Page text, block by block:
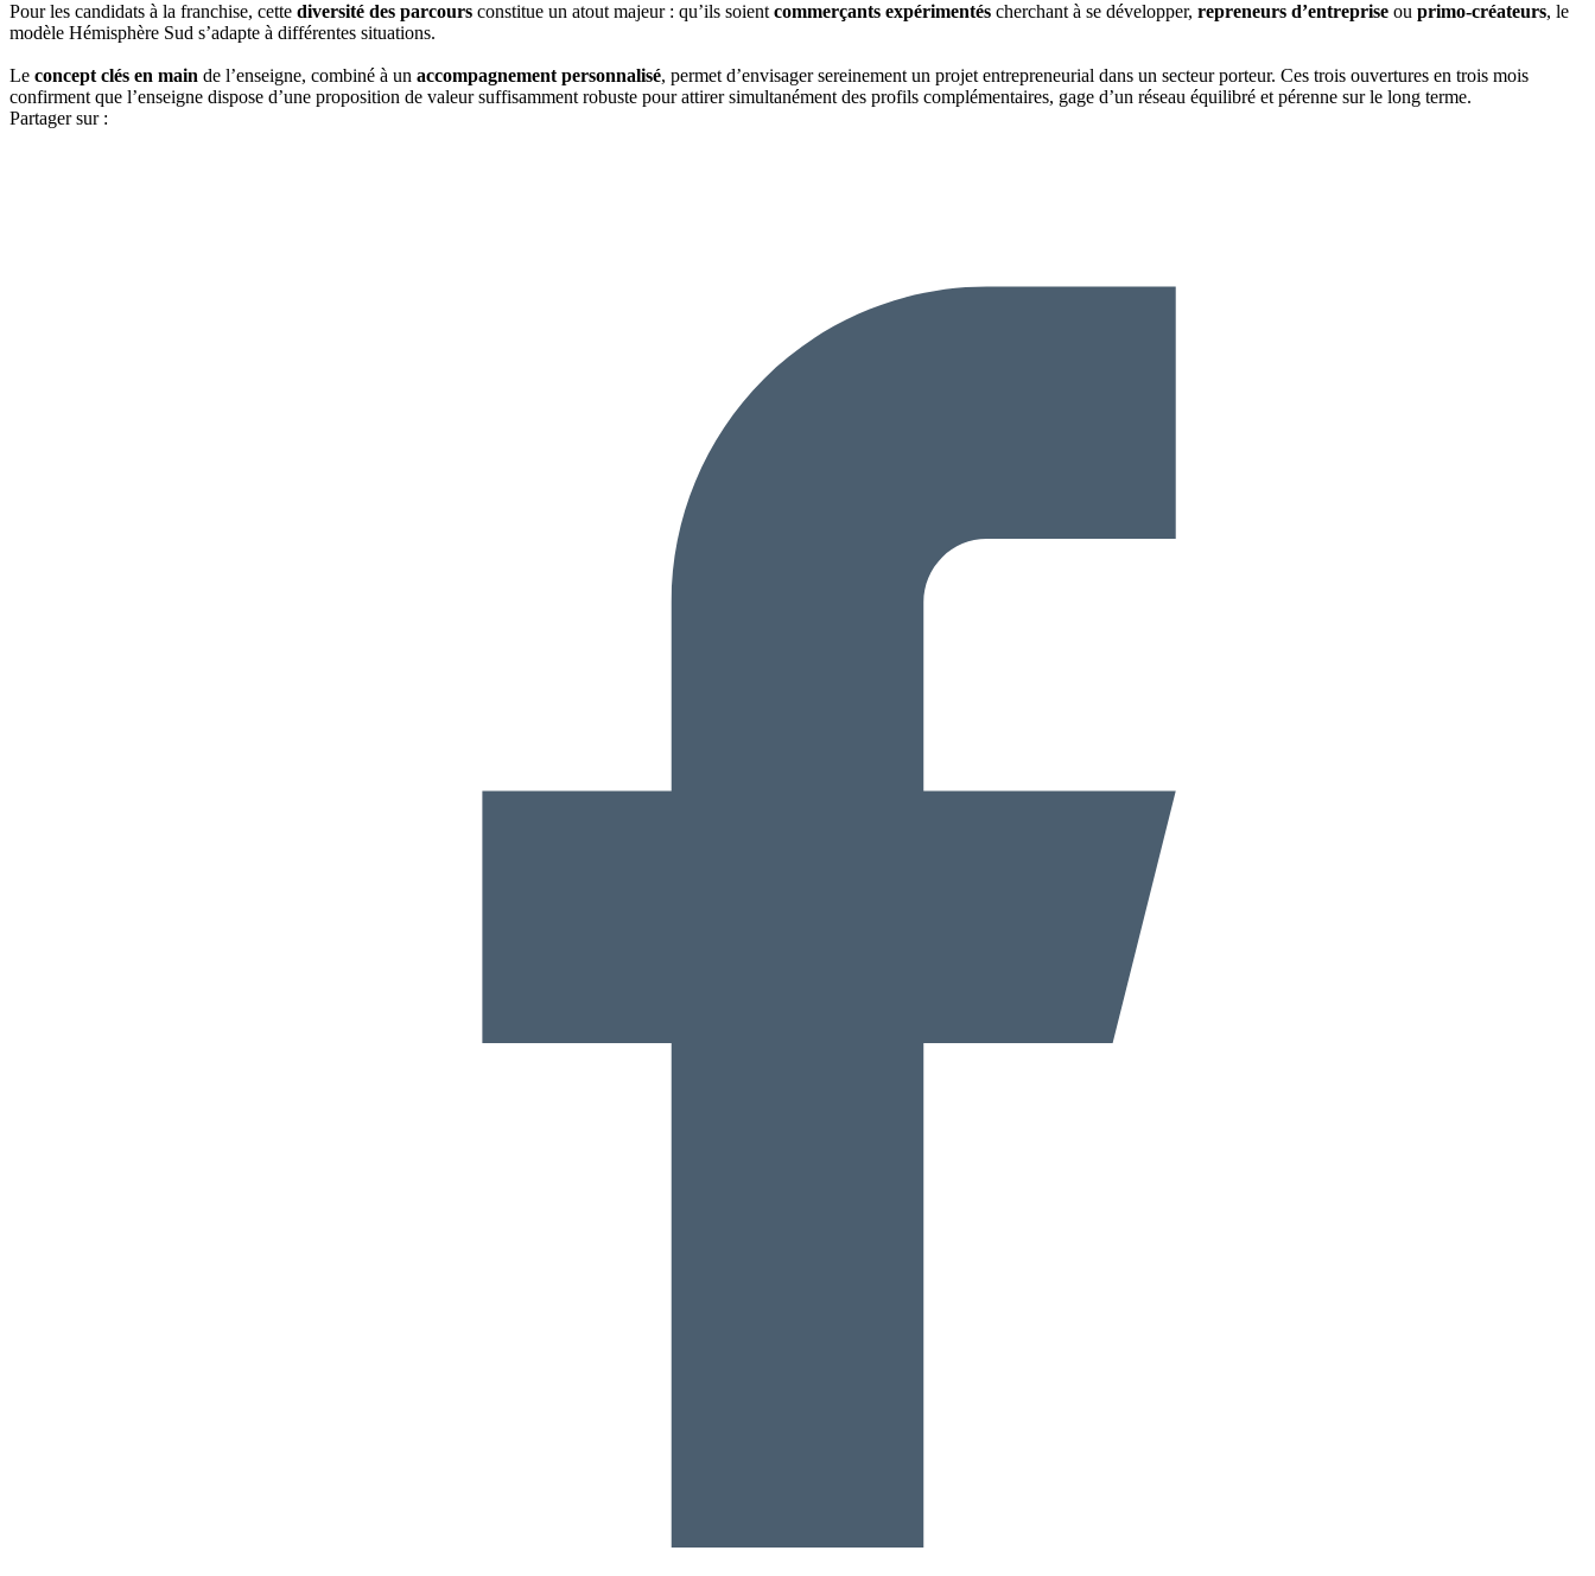
Pour les candidats à la franchise, cette diversité des parcours constitue un atout majeur : qu’ils soient commerçants expérimentés cherchant à se développer, repreneurs d’entreprise ou primo-créateurs, le
modèle Hémisphère Sud s’adapte à différentes situations.
Le concept clés en main de l’enseigne, combiné à un accompagnement personnalisé, permet d’envisager sereinement un projet entrepreneurial dans un secteur porteur. Ces trois ouvertures en trois mois
confirment que l’enseigne dispose d’une proposition de valeur suffisamment robuste pour attirer simultanément des profils complémentaires, gage d’un réseau équilibré et pérenne sur le long terme.
Partager sur :